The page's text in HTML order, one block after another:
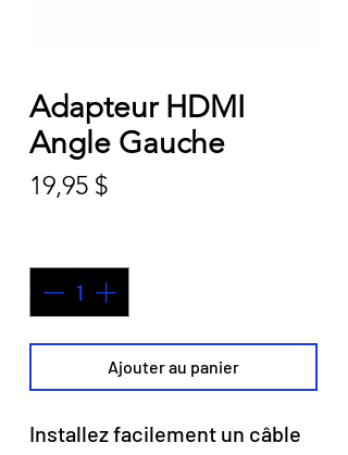
Adapteur HDMI
Angle Gauche
19,95 $Prix
Ajouter au panier
Installez facilement un câble